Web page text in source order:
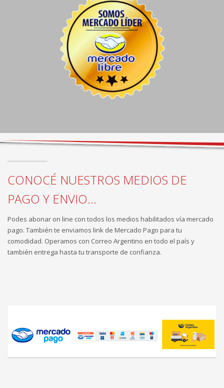
CONOCÉ NUESTROS MEDIOS DE
PAGO Y ENVIO...
Podes abonar on line con todos los medios habilitados vía mercado
pago. También te enviamos link de Mercado Pago para tu
comodidad. Operamos con Correo Argentino en todo el país y
también entrega hasta tu transporte de confianza.